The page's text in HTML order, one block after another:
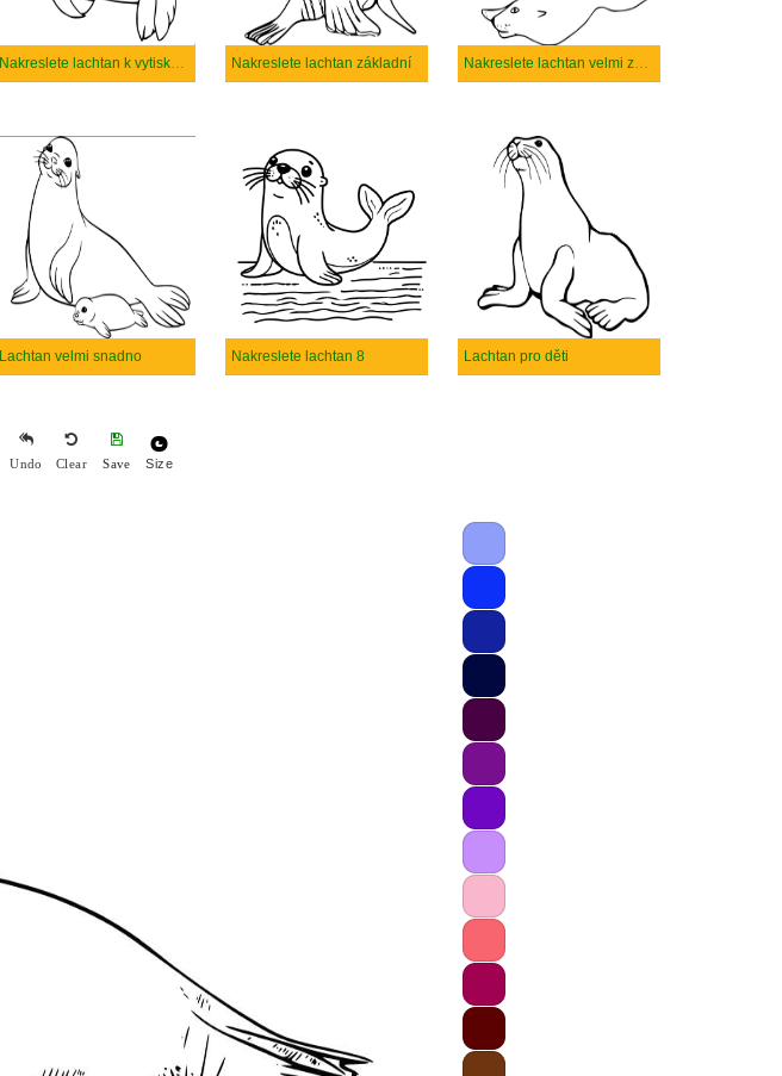
Nakreslete lachtan k vytisknutí Nakreslete lachtan základní Nakreslete lachtan velmi základní
Lachtan velmi snadno Nakreslete lachtan 8 Lachtan pro děti
Undo Clear Save Size